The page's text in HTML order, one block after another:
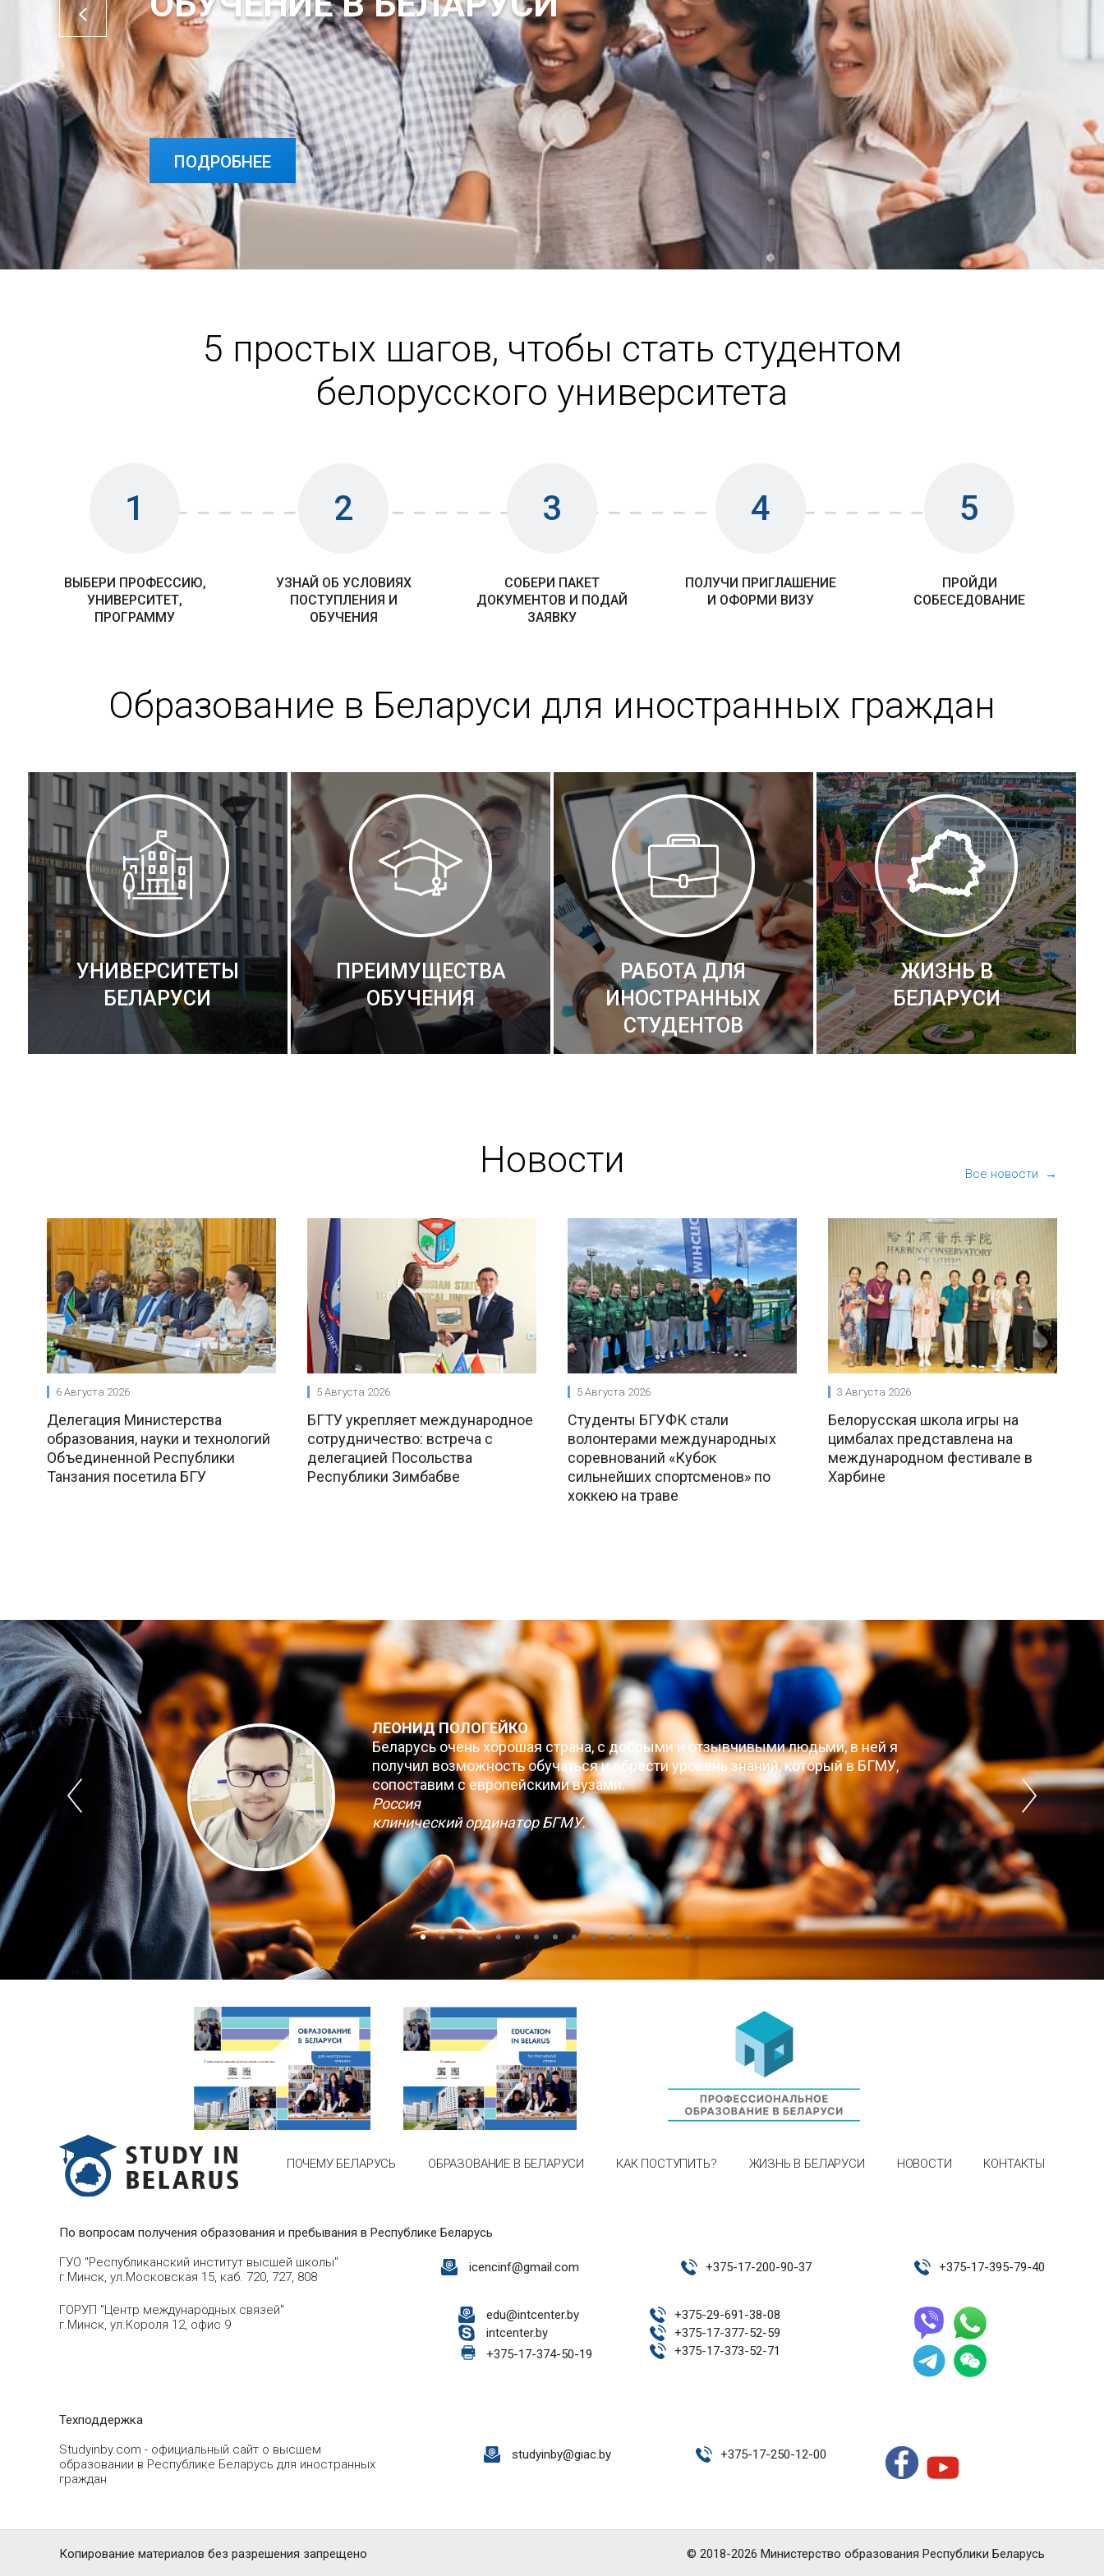
ПОДРОБНЕЕ
ПОДРОБНЕЕ
5 простых шагов, чтобы стать студентом
белорусского университета
1
ВЫБЕРИ ПРОФЕССИЮ,
УНИВЕРСИТЕТ,
ПРОГРАММУ
2
УЗНАЙ ОБ УСЛОВИЯХ
ПОСТУПЛЕНИЯ И
ОБУЧЕНИЯ
3
СОБЕРИ ПАКЕТ
ДОКУМЕНТОВ И ПОДАЙ
ЗАЯВКУ
4
ПОЛУЧИ ПРИГЛАШЕНИЕ
И ОФОРМИ ВИЗУ
5
ПРОЙДИ
СОБЕСЕДОВАНИЕ
Образование в Беларуси для иностранных граждан
УНИВЕРСИТЕТЫ
БЕЛАРУСИ
ПРЕИМУЩЕСТВА
ОБУЧЕНИЯ
РАБОТА ДЛЯ
ИНОСТРАННЫХ
СТУДЕНТОВ
ЖИЗНЬ В
БЕЛАРУСИ
Новости Все новости →
6 Августа 2026
Делегация Министерства
образования, науки и технологий
Объединенной Республики
Танзания посетила БГУ
5 Августа 2026
БГТУ укрепляет международное
сотрудничество: встреча с
делегацией Посольства
Республики Зимбабве
5 Августа 2026
Студенты БГУФК стали
волонтерами международных
соревнований «Кубок
сильнейших спортсменов» по
хоккею на траве
3 Августа 2026
Белорусская школа игры на
цимбалах представлена на
международном фестивале в
Харбине
ЛЕОНИД ПОЛОГЕЙКО
Беларусь очень хорошая страна, с добрыми и отзывчивыми людьми, в ней я
получил возможность обучаться и обрести уровень знаний, который в БГМУ,
сопоставим с европейскими вузами.
Россия
клинический ординатор БГМУ.
ПОЧЕМУ БЕЛАРУСЬ ОБРАЗОВАНИЕ В БЕЛАРУСИ КАК ПОСТУПИТЬ? ЖИЗНЬ В БЕЛАРУСИ НОВОСТИ КОНТАКТЫ
По вопросам получения образования и пребывания в Республике Беларусь
ГУО "Республиканский институт высшей школы"
г.Минск, ул.Московская 15, каб. 720, 727, 808
icencinf@gmail.com +375-17-200-90-37 +375-17-395-79-40
ГОРУП "Центр международных связей"
г.Минск, ул.Короля 12, офис 9
edu@intcenter.by
intcenter.by
+375-17-374-50-19
+375-29-691-38-08
+375-17-377-52-59
+375-17-373-52-71
Техподдержка
Studyinby.com - официальный сайт о высшем
образовании в Республике Беларусь для иностранных
граждан
studyinby@giac.by +375-17-250-12-00
Копирование материалов без разрешения запрещено © 2018-2026 Министерство образования Республики Беларусь